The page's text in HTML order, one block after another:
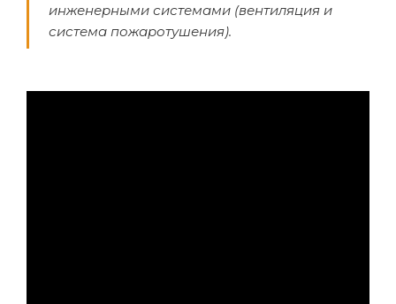
инженерными системами (вентиляция и
система пожаротушения).